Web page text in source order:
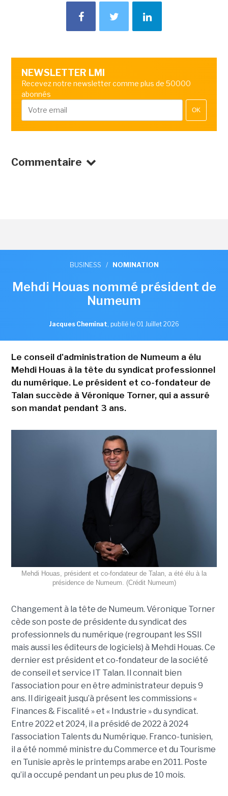
NEWSLETTER LMI
Recevez notre newsletter comme plus de 50000
abonnés
OK
Commentaire
BUSINESS / NOMINATION
Mehdi Houas nommé président de
Numeum
Jacques Cheminat, publié le 01 Juillet 2026
Le conseil d'administration de Numeum a élu
Mehdi Houas à la tête du syndicat professionnel
du numérique. Le président et co-fondateur de
Talan succède à Véronique Torner, qui a assuré
son mandat pendant 3 ans.
Mehdi Houas, président et co-fondateur de Talan, a été élu à la
présidence de Numeum. (Crédit Numeum)
Changement à la tête de Numeum. Véronique Torner
cède son poste de présidente du syndicat des
professionnels du numérique (regroupant les SSII
mais aussi les éditeurs de logiciels) à Mehdi Houas. Ce
dernier est président et co-fondateur de la société
de conseil et service IT Talan. Il connait bien
l’association pour en être administrateur depuis 9
ans. Il dirigeait jusqu’à présent les commissions «
Finances & Fiscalité » et « Industrie » du syndicat.
Entre 2022 et 2024, il a présidé de 2022 à 2024
l’association Talents du Numérique. Franco-tunisien,
il a été nommé ministre du Commerce et du Tourisme
en Tunisie après le printemps arabe en 2011. Poste
qu’il a occupé pendant un peu plus de 10 mois.